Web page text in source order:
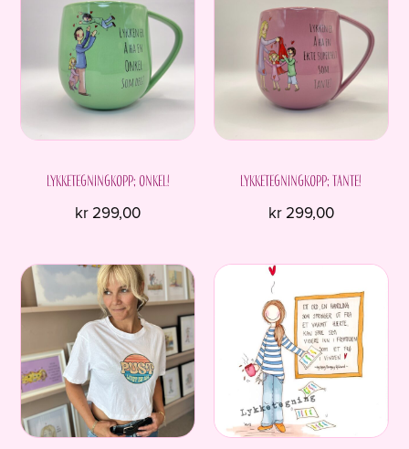
varianter.
Alternativene
kan
velges
på
produktsiden
Lykketegningkopp; Onkel!
kr 299,00
Lykketegningkopp; Tante!
kr299,00